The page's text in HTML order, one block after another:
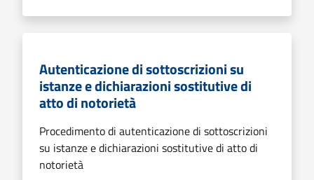
Autenticazione di sottoscrizioni su
istanze e dichiarazioni sostitutive di
atto di notorietà
Procedimento di autenticazione di sottoscrizioni
su istanze e dichiarazioni sostitutive di atto di
notorietà